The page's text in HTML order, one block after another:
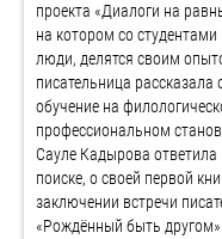
проекта «Диалоги на
на котором со
люди, делятся своим
писательница
обучение на
профессиональном
Сауле Кадырова ответила
поиске, о своей первой
заключении встречи
«Рождённый быть